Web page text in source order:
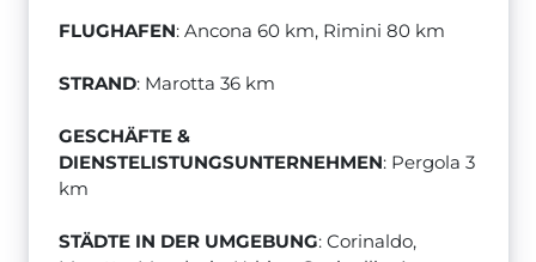
FLUGHAFEN: Ancona 60 km, Rimini 80 km
STRAND: Marotta 36 km
GESCHÄFTE &
DIENSTELISTUNGSUNTERNEHMEN: Pergola 3
km
STÄDTE IN DER UMGEBUNG: Corinaldo,